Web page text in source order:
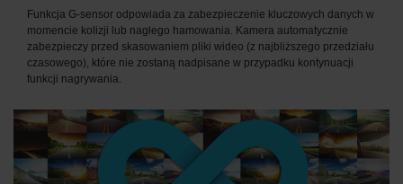
Funkcja G-sensor odpowiada za zabezpieczenie kluczowych danych w
momencie kolizji lub nagłego hamowania. Kamera automatycznie
zabezpieczy przed skasowaniem pliki wideo (z najbliższego przedziału
czasowego), które nie zostaną nadpisane w przypadku kontynuacji
funkcji nagrywania.